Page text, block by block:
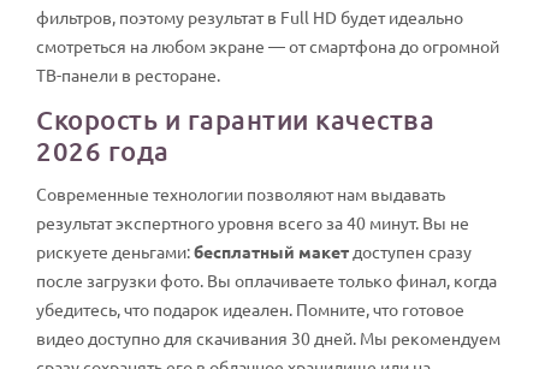
фильтров, поэтому результат в Full HD будет идеально
смотреться на любом экране — от смартфона до огромной
ТВ-панели в ресторане.
Скорость и гарантии качества
2026 года
Современные технологии позволяют нам выдавать
результат экспертного уровня всего за 40 минут. Вы не
рискуете деньгами:бесплатный макет доступен сразу
после загрузки фото. Вы оплачиваете только финал, когда
убедитесь, что подарок идеален. Помните, что готовое
видео доступно для скачивания 30 дней. Мы рекомендуем